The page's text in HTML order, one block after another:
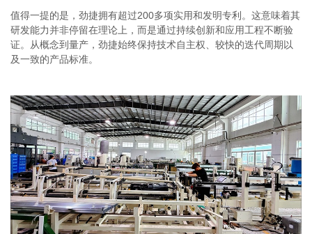
值得一提的是，劲捷拥有超过200多项实用和发明专利。这意味着其
研发能力并非停留在理论上，而是通过持续创新和应用工程不断验
证。从概念到量产，劲捷始终保持技术自主权、较快的迭代周期以
及一致的产品标准。